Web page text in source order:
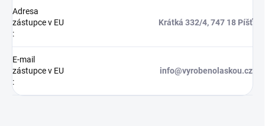
Adresa
zástupce v EU
:
Krátká 332/4, 747 18 Píšť
E-mail
zástupce v EU
:
info@vyrobenolaskou.cz